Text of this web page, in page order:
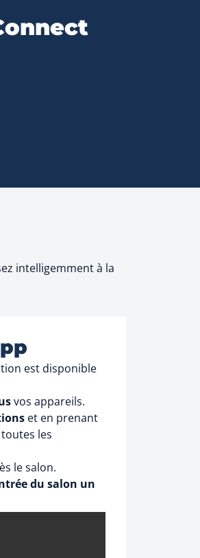
intelligemment à la
est disponible
vos appareils.
et en prenant
les
le salon.
du salon un